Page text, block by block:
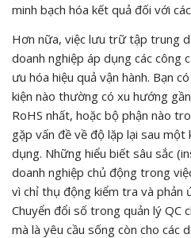
minh bạch hóa kết quả đối với
Hơn nữa, việc lưu trữ tập trung
doanh nghiệp áp dụng các công
ưu hóa hiệu quả vận hành. Bạn
kiện nào thường có xu hướng
RoHS nhất, hoặc bộ phận nào
gặp vấn đề về độ lặp lại sau
dụng. Những hiểu biết sâu sắc
doanh nghiệp chủ động trong
vì chỉ thụ động kiểm tra và phản
Chuyển đổi số trong quản lý QC
mà là yêu cầu sống còn cho các